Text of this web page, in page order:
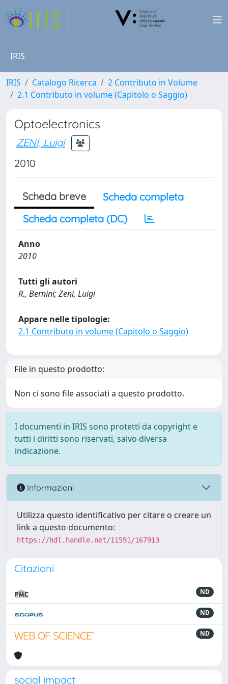
IRIS
IRIS Catalogo Ricerca
2 Contributo in Volume
2.1 Contributo in volume (Capitolo o Saggio)
Optoelectronics
ZENI, Luigi
2010
Scheda breve
Scheda completa
Scheda completa (DC)
Anno
2010
Tutti gli autori
R., Bernini; Zeni, Luigi
Appare nelle tipologie:
2.1 Contributo in volume (Capitolo o Saggio)
File in questo prodotto:
Non ci sono file associati a questo prodotto.
I documenti in IRIS sono protetti da copyright e
tutti i diritti sono riservati, salvo diversa
indicazione.
Informazioni
Utilizza questo identificativo per citare o creare un
link a questo documento:
https://hdl.handle.net/11591/167913
Citazioni
ND
ND
ND
social impact